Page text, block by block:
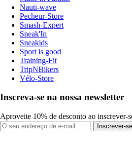
Nauti-wave
Pecheur-Store
Smash-Expert
Sneak'In
Sneakids
Sport is good
Training-Fit
TripNBikers
Vélo-Store
Inscreva-se na nossa newsletter
Aproveite 10% de desconto ao inscrever-
Inscrever-se